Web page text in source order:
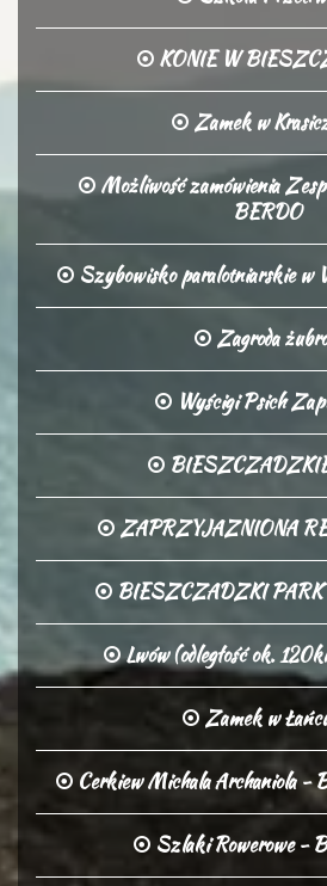
KONIE W
Zamek w
Możliwość zamówienia
BERDO
Szybowisko paralotniarskie w
Zagroda
Wyścigi Psich
ZAPRZYJAZNIONA
BIESZCZADZKI PARK
Lwów (odległość ok.
Zamek w
Cerkiew Michala Archaniola -
Szlaki Rowerowe -